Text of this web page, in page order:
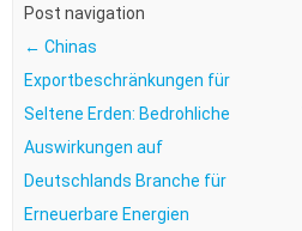
Post navigation
← Chinas
Exportbeschränkungen für
Seltene Erden: Bedrohliche
Auswirkungen auf
Deutschlands Branche für
Erneuerbare Energien